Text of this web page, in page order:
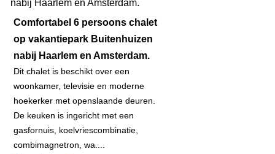
Comfortabel 6 persoons chalet
op vakantiepark Buitenhuizen
nabij Haarlem en Amsterdam.
Dit chalet is beschikt over een
woonkamer, televisie en moderne
hoekerker met openslaande deuren.
De keuken is ingericht met een
gasfornuis, koelvriescombinatie,
combimagnetron, wa....